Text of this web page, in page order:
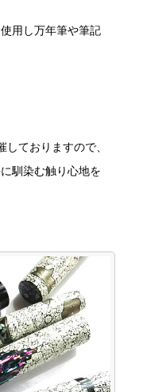
用し万年筆や筆記
ておりますので、
馴染む触り心地を